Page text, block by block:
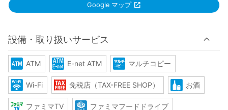
Google マップ
設備・取り扱いサービス
ATM E-net ATM マルチコピー
Wi-Fi 免税店（TAX-FREE SHOP） お酒
ファミマTV ファミマフードドライブ